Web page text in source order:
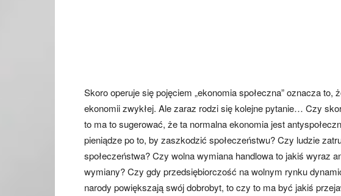
Skoro operuje się pojęciem „ekonomia społeczna” oznacza to,
ekonomii zwykłej. Ale zaraz rodzi się kolejne pytanie… Czy
to ma to sugerować, że ta normalna ekonomia jest
pieniądze po to, by zaszkodzić społeczeństwu? Czy ludzie
społeczeństwa? Czy wolna wymiana handlowa to jakiś wyraz
wymiany? Czy gdy przedsiębiorczość na wolnym rynku
narody powiększają swój dobrobyt, to czy to ma być jakiś